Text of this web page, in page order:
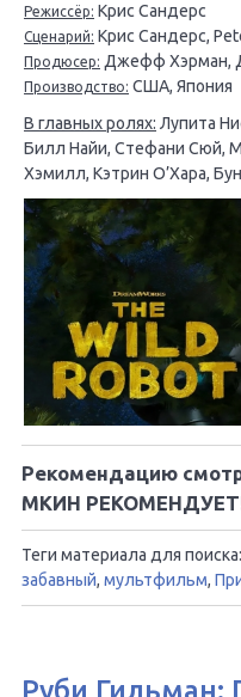
Режиссёр: Крис Сандерс
Сценарий: Крис Сандерс,
Продюсер: Джефф Хэрман,
Производство: США, Япония
В главных ролях: Лупита
Билл Найи, Стефани Сюй,
Хэмилл, Кэтрин О’Хара,
Рекомендацию
МКИН
Теги материала для поиска:
забавный, мультфильм,
Руби Гильман: